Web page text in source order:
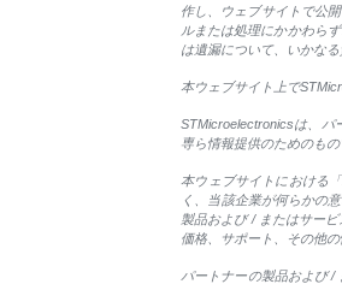
作し、ウェブサイトで公
ルまたは処理にかかわら
は遺漏について、いかなる
本ウェブサイト上で
STMicroelectronicsは、パ
専ら情報提供のためのも
本ウェブサイトにおける
く、当該企業が何らかの
製品および / またはサー
価格、サポート、その他
パートナーの製品および /